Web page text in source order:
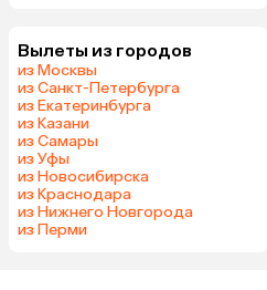
Вылеты из городов
из Москвы
из Санкт-Петербурга
из Екатеринбурга
из Казани
из Самары
из Уфы
из Новосибирска
из Краснодара
из Нижнего Новгорода
из Перми